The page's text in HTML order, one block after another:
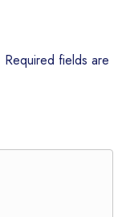
Required fields are